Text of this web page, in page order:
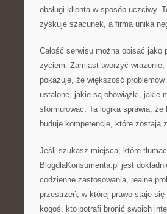
obsługi klienta w sposób uczciwy.
zyskuje szacunek, a firma unika
Całość serwisu można opisać
życiem. Zamiast tworzyć
pokazuje, że większość
ustalone, jakie są obowiązki, jakie
sformułować. Ta logika sprawia,
buduje kompetencje, które zostają
Jeśli szukasz miejsca, które
BlogdlaKonsumenta.pl jest
codzienne zastosowania, realne
przestrzeń, w której prawo staje
kogoś, kto potrafi bronić swoich